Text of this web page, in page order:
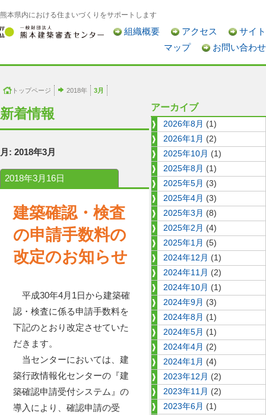
熊本県内における住まいづくりをサポートします
組織概要 アクセス
サイト
マップ
お問い合わせ
トップページ 2018年 3月
新着情報
月: 2018年3月
2018年3月16日
建築確認・検査
の申請手数料の
改定のお知らせ
平成30年4月1日から建築確
認・検査に係る申請手数料を
下記のとおり改定させていた
だきます。
当センターにおいては、建
築行政情報化センターの『建
築確認申請受付システム』の
導入により、確認申請の受
アーカイブ
2026年8月 (1)
2026年1月 (2)
2025年10月 (1)
2025年8月 (1)
2025年5月 (3)
2025年4月 (3)
2025年3月 (8)
2025年2月 (4)
2025年1月 (5)
2024年12月 (1)
2024年11月 (2)
2024年10月 (1)
2024年9月 (3)
2024年8月 (1)
2024年5月 (1)
2024年4月 (2)
2024年1月 (4)
2023年12月 (2)
2023年11月 (2)
2023年6月 (1)